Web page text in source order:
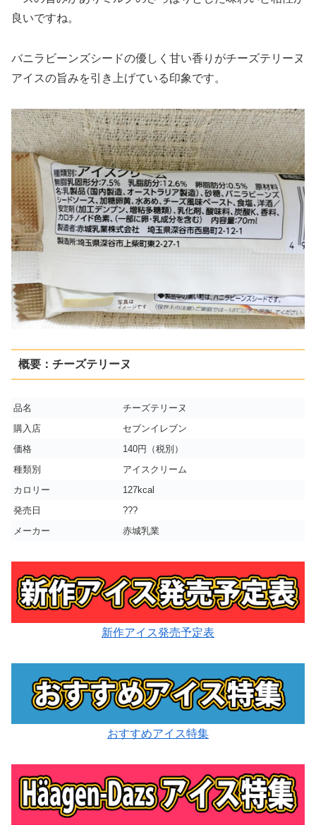
良いですね。
バニラビーンズシードの優しく甘い香りがチーズテリーヌ
アイスの旨みを引き上げている印象です。
概要：チーズテリーヌ
品名
チーズテリーヌ
購入店
セブンイレブン
価格
140円（税別）
種類別
アイスクリーム
カロリー
127kcal
発売日
???
メーカー
赤城乳業
新作アイス発売予定表
おすすめアイス特集